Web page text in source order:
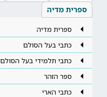
ספרית מדיה
ספרית מדיה
כתבי בעל הסולם
כתבי תלמידי בעל הסולם
ספר הזהר
כתבי הארי